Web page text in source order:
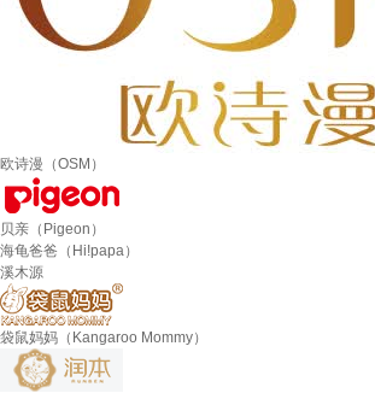
欧诗漫（OSM）
贝亲（Pigeon）
海龟爸爸（Hi!papa）
溪木源
袋鼠妈妈（Kangaroo Mommy）